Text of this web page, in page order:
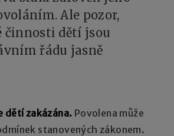
Ale pozor,
činnosti dětí jsou
řádu jasně
dětí zakázána. Povolena může
stanovených zákonem.